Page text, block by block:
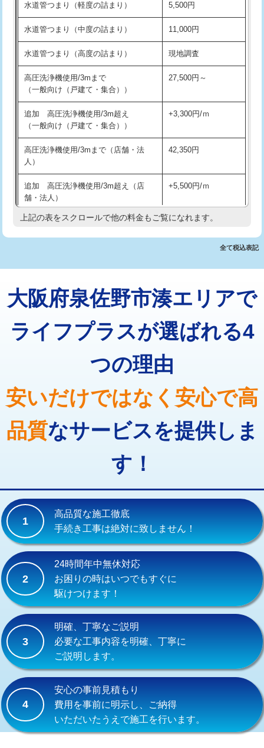
洗面台設置 38,500円
化粧台設置 22,000円
追加人工 16,500円
廃棄・処分 現場見積
※給水管工事は20mmまでの価格です。
交換・取付(排水栓・排水トラップ
22,000円+材料費
持込商品取付（混合水栓）
持込商品取付（浄水器・分岐水栓） 16,500円
業）
排水管工事（追加 排水管工事/3ｍ超
え）
マス交換（土の掘削・埋め戻し作業） 11,000円~
マス交換（深さ50㎝以上） 66,000円
コンクリート斫り（厚さ10㎝超え） 38,500円
モルタル補修（厚さ10㎝まで） 27,500円
38,500円
追加人工 16,500円
廃棄・処分 現場見積
水道管つまり（軽度の詰まり） 5,500円
水道管つまり（中度の詰まり） 11,000円
水道管つまり（高度の詰まり） 現地調査
高圧洗浄機使用/3mまで
（一般向け（戸建て・集合））
27,500円～
追加 高圧洗浄機使用/3m超え
（一般向け（戸建て・集合））
+3,300円/ｍ
高圧洗浄機使用/3mまで（店舗・法
人）
42,350円
追加 高圧洗浄機使用/3m超え（店
舗・法人）
+5,500円/ｍ
高度高圧洗浄換 現地調査
トーラー機使用/3mまで 33,000円
追加トーラー機使用/3m超え +3,300円
33,000円
桝清掃 8,800円
止水・漏水調査・防水処理・清掃・修
11,000円
止水・漏水調査・防水処理・清掃・修
22,000円
止水・漏水調査・防水処理・清掃・修
33,000円
交換・取付（タンク） 22,000円+材料費
交換・取付(単水栓（壁付・デッキ
式）)
13,200円+材料費
交換・取付(混合水栓（壁付・デッキ
式・ワンホール）)
交換・取付(排水栓・排水トラップ
（P/S/ポップアップ））
交換・取付（その他部品）
持込商品取付（単水栓）
持込商品取付（混合水栓）
持込商品取付（浄水器・分岐水栓） 16,500円
上記の表をスクロールで他の料金もご覧になれます。
全て税込表記
大阪府泉佐野市湊エリアで
ライフプラスが選ばれる4
つの理由
安いだけではなく安心で高
品質なサービスを提供しま
す！
1
高品質な施工徹底
手続き工事は絶対に致しません！
2
24時間年中無休対応
お困りの時はいつでもすぐに
駆けつけます！
3
明確、丁寧なご説明
必要な工事内容を明確、丁寧に
ご説明します。
4
安心の事前見積もり
費用を事前に明示し、ご納得
いただいたうえで施工を行います。